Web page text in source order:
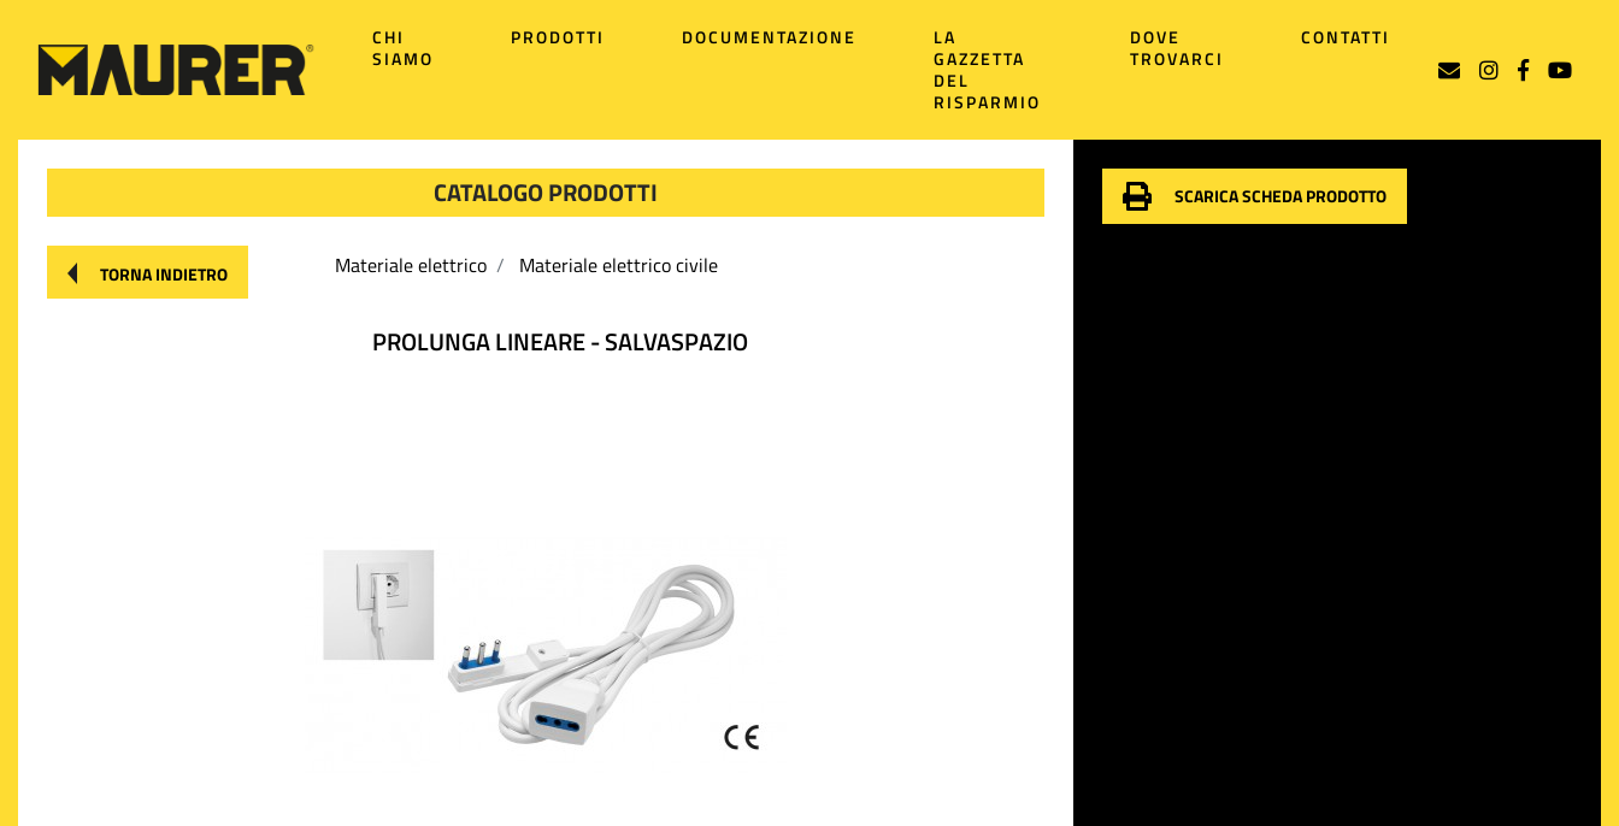
CHI
SIAMO
PRODOTTI DOCUMENTAZIONE
LA
GAZZETTA
DEL
RISPARMIO
DOVE
TROVARCI
CONTATTI
CATALOGO PRODOTTI
TORNA INDIETRO Materiale elettrico Materiale elettrico civile
PROLUNGA LINEARE - SALVASPAZIO
SCARICA SCHEDA PRODOTTO